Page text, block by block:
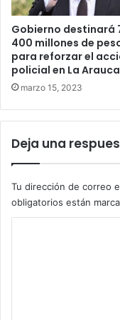
Gobierno destinará
400 millones de
para reforzar el
policial en La
marzo 15, 2023
Deja una
Tu dirección de correo
obligatorios están